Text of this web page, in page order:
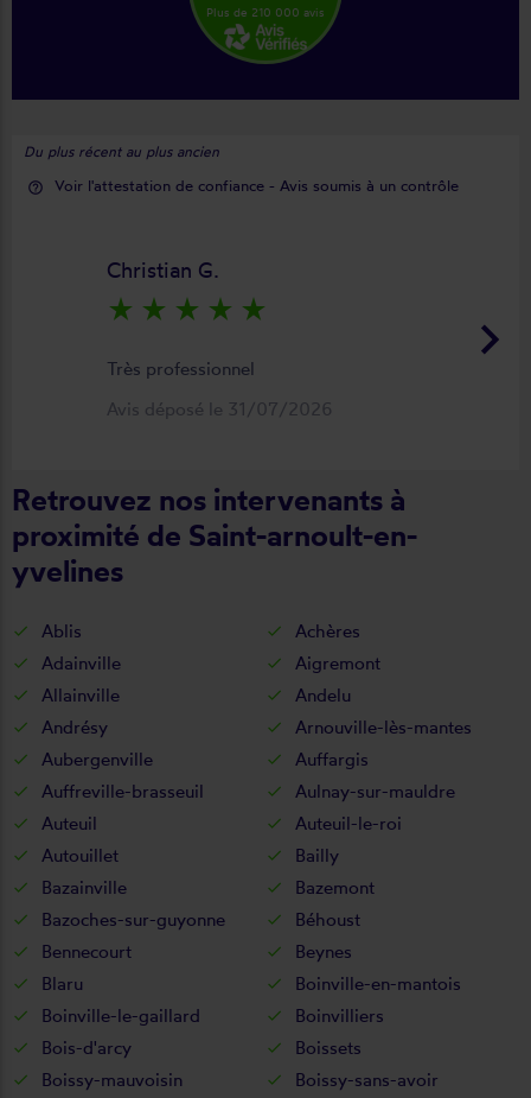
Plus de 210 000 avis
Du plus récent au plus ancien
help_outline Voir l'attestation de confiance - Avis soumis à un contrôle
keyboard_arrow_right
Christian G.
star_rate star_rate star_rate star_rate star_rate
Très professionnel
Avis déposé le 31/07/2026
Retrouvez nos intervenants à
proximité de Saint-arnoult-en-
yvelines
Ablis
Achères
Adainville
Aigremont
Allainville
Andelu
Andrésy
Arnouville-lès-mantes
Aubergenville
Auffargis
Auffreville-brasseuil
Aulnay-sur-mauldre
Auteuil
Auteuil-le-roi
Autouillet
Bailly
Bazainville
Bazemont
Bazoches-sur-guyonne
Béhoust
Bennecourt
Beynes
Blaru
Boinville-en-mantois
Boinville-le-gaillard
Boinvilliers
Bois-d'arcy
Boissets
Boissy-mauvoisin
Boissy-sans-avoir